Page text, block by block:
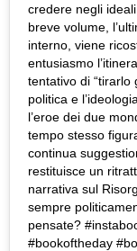
credere negli
breve volume,
interno, viene
entusiasmo
tentativo di “tirarlo
politica e
l’eroe dei due
tempo stesso
continua
restituisce un
narrativa sul
sempre
pensate?
#bookoftheday